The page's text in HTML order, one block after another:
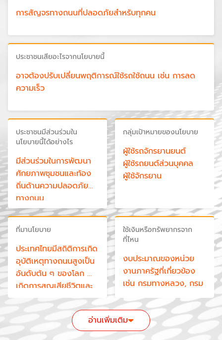
การสัญจรทางถนนที่ปลอดภัยสำหรับทุกคน
ประชาชนเสียอะไรจากนโยบายนี้
อาจต้องปรับเปลี่ยนพฤติการณ์ใช้รถใช้ถนน เช่น การลด
ความเร็ว
ประชาชนมีส่วนร่วมใน
นโยบายนี้ได้อย่างไร
มีส่วนร่วมในการพัฒนา
ศักยภาพชุมชนและท้อง
ถิ่นด้านความปลอดภัย
ทางถนน
กลุ่มเป้าหมายของนโยบาย
ผู้ใช้รถจักรยานยนต์
ผู้ใช้รถยนต์ส่วนบุคคล
ผู้ใช้จักรยาน
เยาวชน
คนเดินเท้า
ผู้สูงอายุ
ที่มานโยบาย
ประเทศไทยมีสถิติการเกิด
อุบัติเหตุทางถนนสูงเป็น
อันดับต้น ๆ ของโลก
เกิดการสูญเสียชีวิตและ
ทรัพย์สิน 5 แสนล้านบาท
ใช้เงินหรือทรัพยากรจาก
ที่ไหน
งบประมาณของหน่วย
งานภาครัฐที่เกี่ยวข้อง
เช่น กรมทางหลวง, กรม
ทางหลวงชนบท,
สำนักงานตำรวจแห่งชาติ
และ กระทรวงสาธารณสุข
กองทุนเพื่อความ
อ่านเพิ่มเติม